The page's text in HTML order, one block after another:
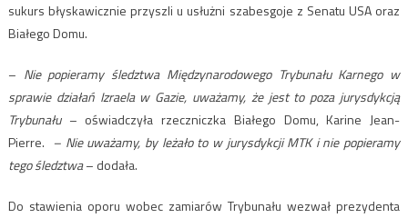
sukurs błyskawicznie przyszli u usłużni szabesgoje z Senatu USA oraz
Białego Domu.
– Nie popieramy śledztwa Międzynarodowego Trybunału Karnego w
sprawie działań Izraela w Gazie, uważamy, że jest to poza jurysdykcją
Trybunału– oświadczyła rzeczniczka Białego Domu, Karine Jean-
Pierre. – Nie uważamy, by leżało to w jurysdykcji MTK i nie popieramy
tego śledztwa– dodała.
Do stawienia oporu wobec zamiarów Trybunału wezwał prezydenta